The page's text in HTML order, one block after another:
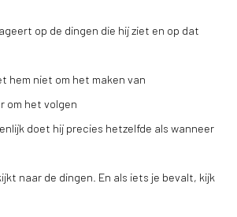
op de dingen die hij ziet en op dat
hem niet om het maken van
om het volgen
doet hij precies hetzelfde als wanneer
naar de dingen. En als iets je bevalt, kijk